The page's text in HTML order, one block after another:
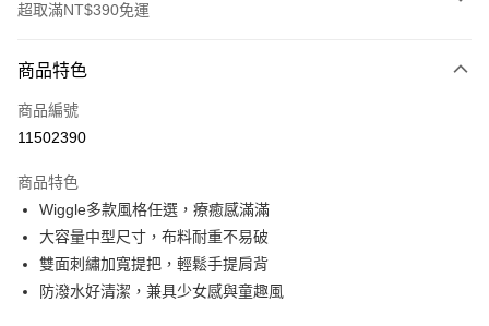
超取滿NT$390免運
全家線上支付
超商取貨付款
運送方式
全家取貨付款
每筆NT$40，滿NT$390(含以上)免運費
常溫-付款後全家取貨
商品特色
商品編號
11502390
商品特色
Wiggle多款風格任選，療癒感滿滿
大容量中型尺寸，布料耐重不易破
雙面刺繡加寬提把，輕鬆手提肩背
防潑水好清潔，兼具少女感與童趣風